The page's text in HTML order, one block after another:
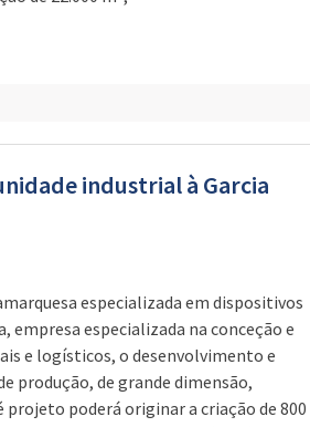
industrial à Garcia
especializada em dispositivos
empresa especializada na conceção e
e logísticos, o desenvolvimento e
produção, de grande dimensão,
projeto poderá originar a criação de 800